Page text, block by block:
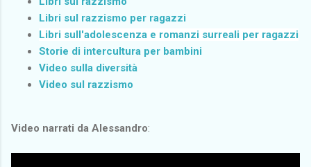
Libri sul razzismo per ragazzi
Libri sull'adolescenza e romanzi surreali per ragazzi
Storie di intercultura per bambini
Video sulla diversità
Video sul razzismo
Video narrati da Alessandro: